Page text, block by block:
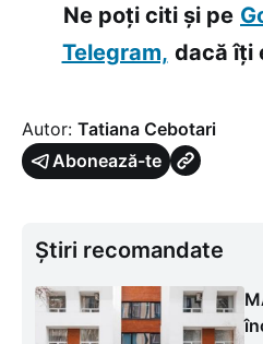
Ne poți citi și pe
Telegram, dacă îți
Autor: Tatiana Cebotari
Abonează-te
Știri recomandate